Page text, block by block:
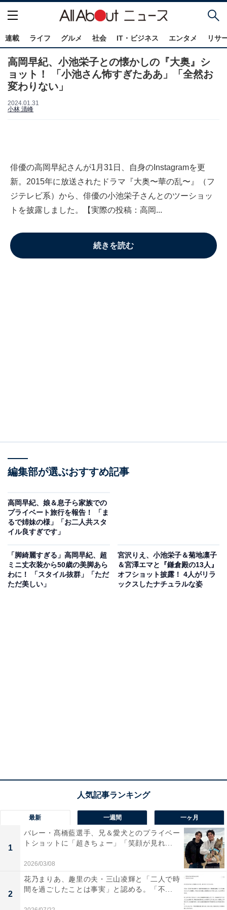
連載 ライフ グルメ 社会 IT・ビジネス エンタメ リサ
高岡早紀、小池栄子との懐かしの『大奥』シ
ョット！ 「小池さん怖すぎたああ」「全然お
変わりない」
2024.01.31
小林 清峰
俳優の高岡早紀さんが1月31日、自身のInstagramを更
新。2015年に放送されたドラマ『大奥〜華の乱〜』（フ
ジテレビ系）から、俳優の小池栄子さんとのツーショッ
トを披露しました。【実際の投稿：高岡...
続きを読む
編集部が選ぶおすすめ記事
高岡早紀、娘＆息子ら家族での
プライベート旅行を報告！ 「ま
るで姉妹の様」「お二人共スタ
イル良すぎです」
「脚綺麗すぎる」高岡早紀、超
ミニ丈衣装から50歳の美脚あら
わに！ 「スタイル抜群」「ただ
ただ美しい」
宮沢りえ、小池栄子＆菊地凛子
＆宮澤エマと『鎌倉殿の13人』
オフショット披露！ 4人がリラ
ックスしたナチュラルな姿
最新 一週間 一ヶ月
1
バレー・髙橋藍選手、兄＆愛犬とのプライベー
トショットに「超きちょー」「笑顔が見れ...
2026/03/08
2
花乃まりあ、趣里の夫・三山凌輝と「二人で時
間を過ごしたことは事実」と認める。「不...